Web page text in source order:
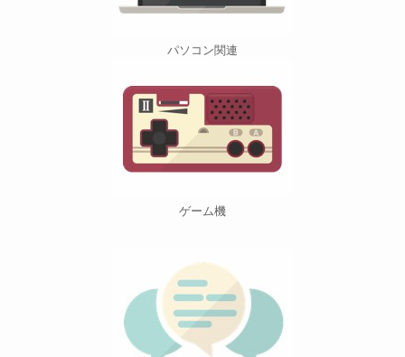
パソコン関連
ゲーム機